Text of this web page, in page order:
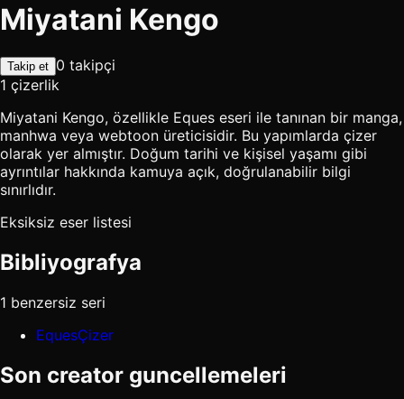
Miyatani Kengo
Takip et 0 takipçi
1 çizerlik
Miyatani Kengo, özellikle Eques eseri ile tanınan bir manga,
manhwa veya webtoon üreticisidir. Bu yapımlarda çizer
olarak yer almıştır. Doğum tarihi ve kişisel yaşamı gibi
ayrıntılar hakkında kamuya açık, doğrulanabilir bilgi
sınırlıdır.
Eksiksiz eser listesi
Bibliyografya
1 benzersiz seri
EquesÇizer
Son creator guncellemeleri